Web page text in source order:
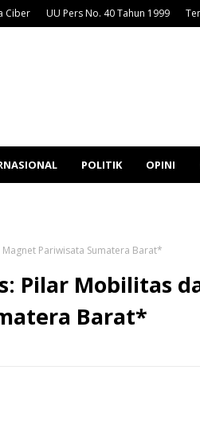
Ciber UU Pers No. 40 Tahun 1999
POLITIK OPINI
Pariwisata Sumatera Barat*
Pilar Mobilitas
Barat*